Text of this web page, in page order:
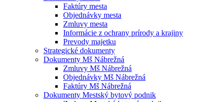
Faktúry mesta
Objednávky mesta
Zmluvy mesta
Informácie z ochrany prírody a krajiny
Prevody majetku
Strategické dokumenty
Dokumenty Mš Nábrežná
Zmluvy Mš Nábrežná
Objednávky Mš Nábrežná
Faktúry Mš Nábrežná
Dokumenty Mestský bytový podnik